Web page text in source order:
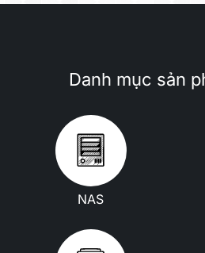
Danh mục sản
NAS